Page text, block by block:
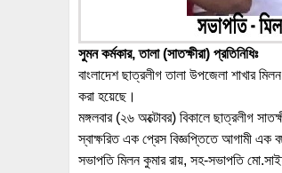
সুমন কর্মকার, তালা (সাতক্ষীরা) প্রতিনিধিঃ
বাংলাদেশ ছাত্রলীগ তালা উপজেলা শাখার
করা হয়েছে।
মঙ্গলবার (২৬ অক্টোবর) বিকালে ছাত্রলীগ
স্বাক্ষরিত এক প্রেস বিজ্ঞপ্তিতে আগামী এক
সভাপতি মিলন কুমার রায়, সহ-সভাপতি